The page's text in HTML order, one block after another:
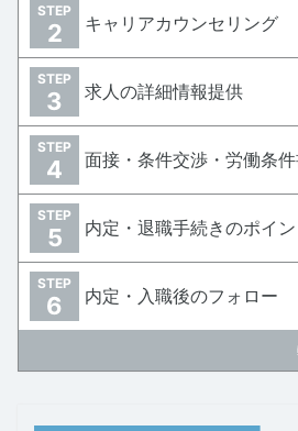
STEP
2 キャリアカウンセリング
STEP
3 求人の詳細情報提供
STEP
4 面接・条件交渉・労働条
STEP
5 内定・退職手続きのポイン
STEP
6 内定・入職後のフォロー